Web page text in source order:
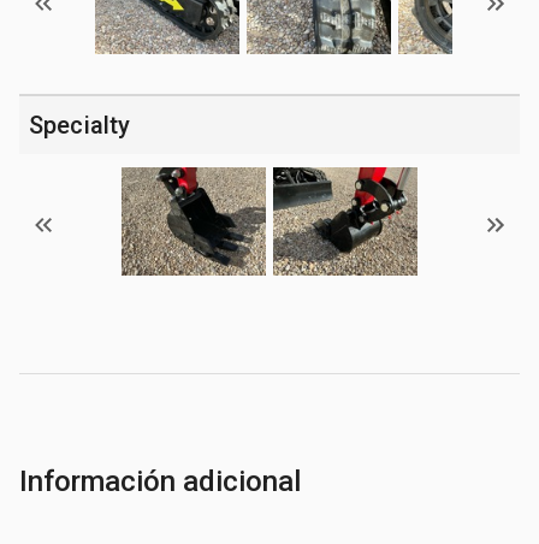
Specialty
Información adicional